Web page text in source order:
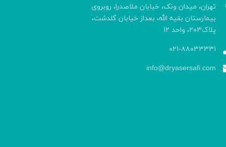
تهران، میدان ونک، خیابان ملاصدرا، روبروی
بیمارستان بقیه الله، بعداز خیابان گلدشت،
پلاک۲۰۳، واحد ۱۲
۰۲۱-۸۸۰۳۳۳۳۱
info@dryasersafi.com